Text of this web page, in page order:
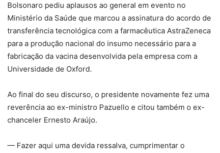
Bolsonaro pediu aplausos ao general em evento no
Ministério da Saúde que marcou a assinatura do acordo de
transferência tecnológica com a farmacêutica AstraZeneca
para a produção nacional do insumo necessário para a
fabricação da vacina desenvolvida pela empresa com a
Universidade de Oxford.
Ao final do seu discurso, o presidente novamente fez uma
reverência ao ex-ministro Pazuello e citou também o ex-
chanceler Ernesto Araújo.
— Fazer aqui uma devida ressalva, cumprimentar o